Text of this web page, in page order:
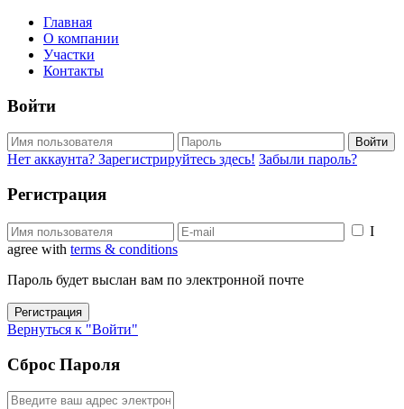
Главная
О компании
Участки
Контакты
Войти
Войти
Нет аккаунта? Зарегистрируйтесь здесь! Забыли пароль?
Регистрация
I
agree with terms & conditions
Пароль будет выслан вам по электронной почте
Регистрация
Вернуться к "Войти"
Сброс Пароля